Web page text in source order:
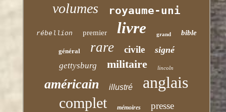
volumes royaume-uni
rébellion premier livre grand bible
général rare civile signé
gettysburg militaire lincoln
américain illustré anglais
complet mémoires presse